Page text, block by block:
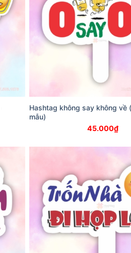
Hashtag không say không về
mẫu)
45.000₫